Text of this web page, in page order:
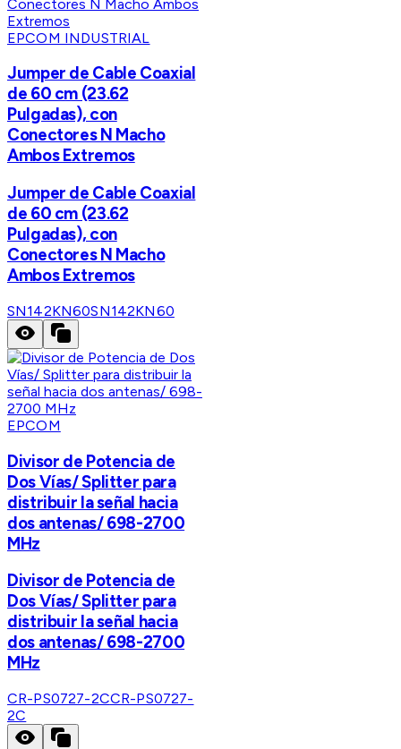
EPCOM INDUSTRIAL
Jumper de Cable Coaxial
de 60 cm (23.62
Pulgadas), con
Conectores N Macho
Ambos Extremos
Jumper de Cable Coaxial
de 60 cm (23.62
Pulgadas), con
Conectores N Macho
Ambos Extremos
SN142KN60SN142KN60
EPCOM
Divisor de Potencia de
Dos Vías/ Splitter para
distribuir la señal hacia
dos antenas/ 698-2700
MHz
Divisor de Potencia de
Dos Vías/ Splitter para
distribuir la señal hacia
dos antenas/ 698-2700
MHz
CR-PS0727-2CCR-PS0727-
2C